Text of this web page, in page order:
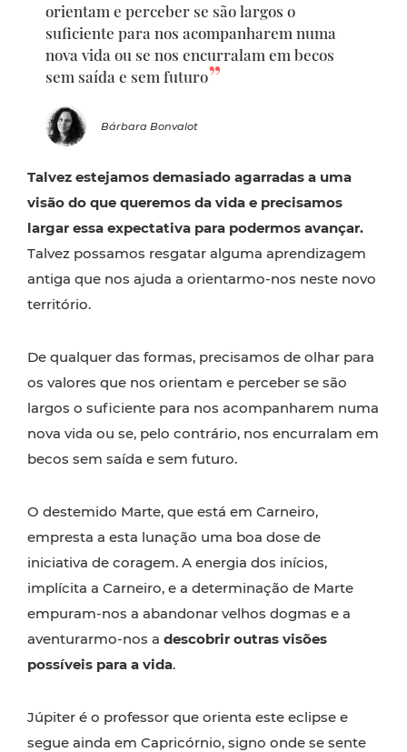
orientam e perceber se são largos o
suficiente para nos acompanharem numa
nova vida ou se nos encurralam em becos
sem saída e sem futuro
Bárbara Bonvalot
Talvez estejamos demasiado agarradas a uma
visão do que queremos da vida e precisamos
largar essa expectativa para podermos avançar.
Talvez possamos resgatar alguma aprendizagem
antiga que nos ajuda a orientarmo-nos neste novo
território.
De qualquer das formas, precisamos de olhar para
os valores que nos orientam e perceber se são
largos o suficiente para nos acompanharem numa
nova vida ou se, pelo contrário, nos encurralam em
becos sem saída e sem futuro.
O destemido Marte, que está em Carneiro,
empresta a esta lunação uma boa dose de
iniciativa de coragem. A energia dos inícios,
implícita a Carneiro, e a determinação de Marte
empuram-nos a abandonar velhos dogmas e a
aventurarmo-nos a descobrir outras visões
possíveis para a vida.
Júpiter é o professor que orienta este eclipse e
segue ainda em Capricórnio, signo onde se sente